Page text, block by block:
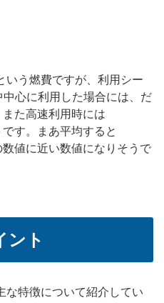
いう燃費ですが、利用シー
心に利用した場合には、だ
た高速利用時には
す。まあ平均すると
値に近い数値になりそうで
ント
な特徴について紹介してい